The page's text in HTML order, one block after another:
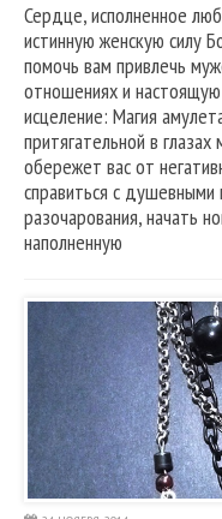
Сердце, исполненное
истинную женскую силу
помочь вам привлечь
отношениях и
исцеление: Магия
притягательной в
обережет вас от
справиться с
разочарования, начать
наполненную